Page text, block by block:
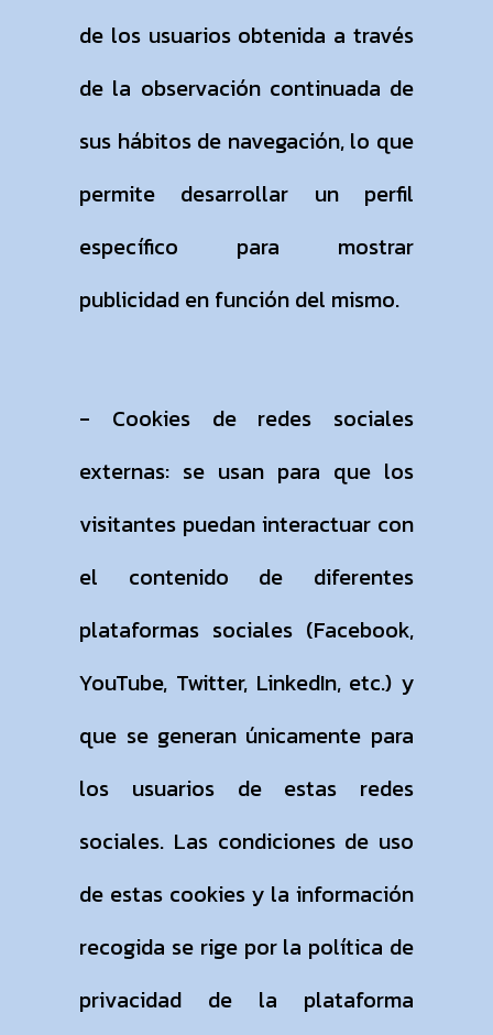
de los usuarios obtenida a través
de la observación continuada de
sus hábitos de navegación, lo que
permite desarrollar un perfil
específico para mostrar
publicidad en función del mismo.
- Cookies de redes sociales
externas: se usan para que los
visitantes puedan interactuar con
el contenido de diferentes
plataformas sociales (Facebook,
YouTube, Twitter, LinkedIn, etc.) y
que se generan únicamente para
los usuarios de estas redes
sociales. Las condiciones de uso
de estas cookies y la información
recogida se rige por la política de
privacidad de la plataforma